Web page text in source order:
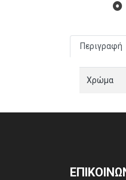
Περιγραφή
Χρώμα